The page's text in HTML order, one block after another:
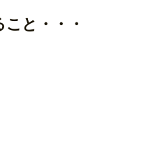
と・・・